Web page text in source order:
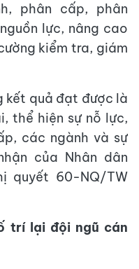
phân cấp, phân
lực, nâng cao
kiểm tra, giám
kết quả đạt được là
thể hiện sự nỗ lực,
các ngành và sự
của Nhân dân
quyết 60-NQ/TW
trí lại đội ngũ cán